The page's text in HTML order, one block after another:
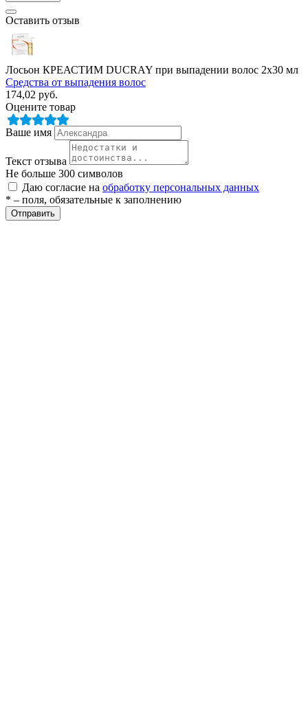
Оставить отзыв
Лосьон КРЕАСТИМ DUCRAY при выпадении волос 2х30 мл
Средства от выпадения волос
174,02 руб.
Оцените товар
Ваше имя
Текст отзыва
Не больше 300 символов
Даю согласие на обработку персональных данных
* – поля, обязательные к заполнению
Отправить